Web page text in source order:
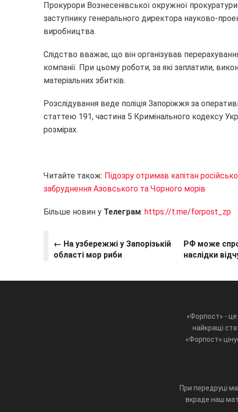
Прокурори Вознесенівської окружної
заступнику генерального директора науково-
виробництва.
Слідство вважає, що він організував
компанії. При цьому роботи, за які заплатили,
матеріальних збитків.
Розслідування веде поліція Запоріжжя за
статтею 191, частина 5 Кримінального кодексу
розмірах.
Читайте також: Підозру отримав капітан
забруднення Азовського та Чорного морів
Більше новин у Телеграм: https://t.me/forpost_zp
← На узбережжі у Запорізькій
області мор риби
РФ може
наслідки
«Форпост» - це
найкращі
«Форпост»
При передруці
вкраде наш